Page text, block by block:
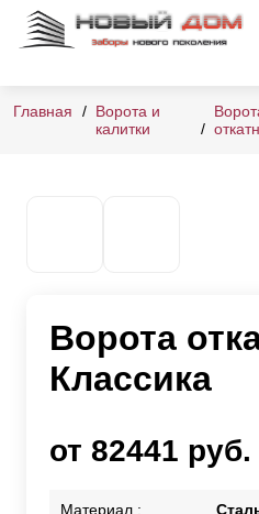
Главная
Ворота и
калитки
Ворота
Классика
от 82441
Материал :